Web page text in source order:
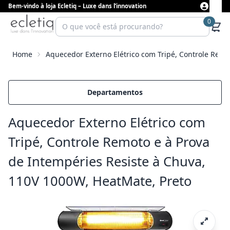
Bem-vindo à loja Ecletiq – Luxe dans l’innovation
0
Home Aquecedor Externo Elétrico com Tripé, Controle
Departamentos
Aquecedor Externo Elétrico com
Tripé, Controle Remoto e à Prova
de Intempéries Resiste à Chuva,
110V 1000W, HeatMate, Preto